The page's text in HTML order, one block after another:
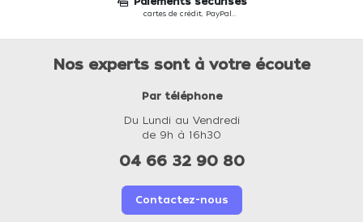
cartes de crédit, PayPal...
Nos experts sont à votre écoute
Par téléphone
Du Lundi au Vendredi
de 9h à 16h30
04 66 32 90 80
Contactez-nous